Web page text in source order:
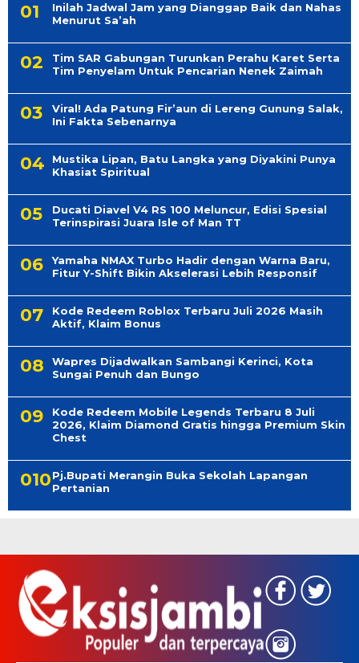
Inilah Jadwal Jam yang Dianggap Baik dan Nahas
Menurut Sa’ah
Tim SAR Gabungan Turunkan Perahu Karet Serta
Tim Penyelam Untuk Pencarian Nenek Zaimah
Viral! Ada Patung Fir’aun di Lereng Gunung Salak,
Ini Fakta Sebenarnya
Mustika Lipan, Batu Langka yang Diyakini Punya
Khasiat Spiritual
Ducati Diavel V4 RS 100 Meluncur, Edisi Spesial
Terinspirasi Juara Isle of Man TT
Yamaha NMAX Turbo Hadir dengan Warna Baru,
Fitur Y-Shift Bikin Akselerasi Lebih Responsif
Kode Redeem Roblox Terbaru Juli 2026 Masih
Aktif, Klaim Bonus
Wapres Dijadwalkan Sambangi Kerinci, Kota
Sungai Penuh dan Bungo
Kode Redeem Mobile Legends Terbaru 8 Juli
2026, Klaim Diamond Gratis hingga Premium Skin
Chest
Pj.Bupati Merangin Buka Sekolah Lapangan
Pertanian